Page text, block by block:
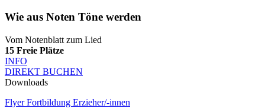
Wie aus Noten Töne werden
Vom Notenblatt zum Lied
15 Freie Plätze
INFO
DIREKT BUCHEN
Downloads
Flyer Fortbildung Erzieher/-innen